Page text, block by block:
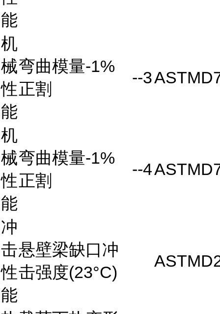
能
机
械
性
能
弯曲模量-1%
正割
--3
机
械
性
能
弯曲模量-1%
正割
--4
冲
击
性
能
悬壁梁缺口冲
击强度(23°C)